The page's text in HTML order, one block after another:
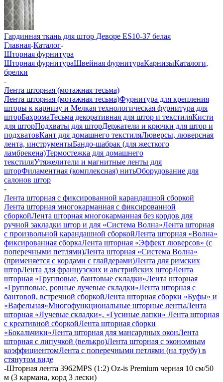
Гардинная ткань для штор Деворе ES10-37 белая
Главная-Каталог-
Шторная фурнитура
Шторная фурнитураШвейная фурнитураКарнизыКаталоги,
брелки
-
Лента шторная (мотажная тесьма)
Лента шторная (мотажная тесьма)Фурнитура для крепления
шторы к карнизу и Мелкая технологическая фурнитура для
шторБахромаТесьма декоративная для штор и текстиляКисти
для шторПодхваты для шторДержатели и крючки для штор и
подхватовКант для домашнего текстиляЛюверсы, люверсная
лента, инструментыБандо-шабрак (для жесткого
ламбрекена)Термостежка для домашнего
текстиляУтяжелители и магнитные ленты для
шторФиламентная (комплексная) нитьОборудование для
салонов штор
-
Лента шторная с фиксированной карандашной сборкой
Лента шторная многокарманная с фиксированной
сборкойЛента шторная многокарманная без кордов для
ручной закладки штор и для «Система Волна»Лента шторная
с произвольной карандашной сборкойЛента шторная «Волна»
фиксированная сборкаЛента шторная «Эффект люверсов» (с
поперечными петлями)Лента шторная «Система Волна»
(применяется с кордами с глайдерами)Лента для римских
шторЛента для французских и австрийских шторЛента
шторная «Групповые, бантовые складки»Лента шторная
«Групповые, ровные лучевые складки»Лента шторная с
бантовой, встречной сборкойЛента шторная сборки «Буфы» и
«Вафельная»Многофункциональные шторные лентыЛента
шторная «Лучевые складки», «Гусиные лапки» Лента шторная
с креативной сборкойЛента шторная сборки
«Бокальчики»Лента шторная для мансардных оконЛента
шторная с липучкой (велькро)Лента шторная с экономным
коэффициентомЛента с поперечными петлями (на трубу) в
стянутом виде
-Шторная лента 3962MPS (1:2) Oz-is Premium черная 10 см/50
м (3 кармана, корд 3 лески)